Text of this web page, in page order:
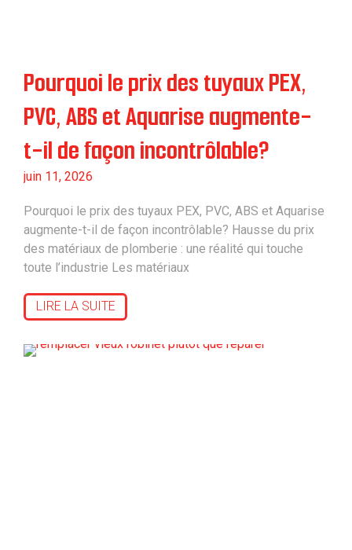
Pourquoi le prix des tuyaux PEX,
PVC, ABS et Aquarise augmente-
t-il de façon incontrôlable?
juin 11, 2026
Pourquoi le prix des tuyaux PEX, PVC, ABS et Aquarise
augmente-t-il de façon incontrôlable? Hausse du prix
des matériaux de plomberie : une réalité qui touche
toute l’industrie Les matériaux
LIRE LA SUITE